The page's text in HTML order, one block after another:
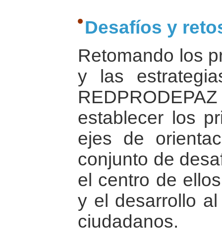
Desafíos y
Retomando los
y las
establecer los
ejes de
conjunto de
el centro de
y el desarrollo
ciudadanos.